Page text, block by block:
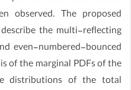
observed. The proposed
the multi-reflecting
even-numbered-bounced
of the marginal PDFs of the
distributions of the total